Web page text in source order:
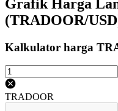
Grafik Harga
(TRADOOR/
Kalkulator harga
TRADOOR